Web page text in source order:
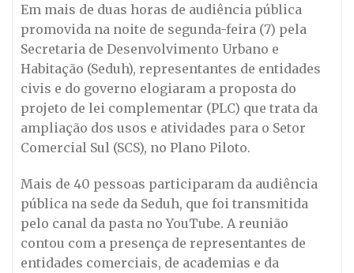
Em mais de duas horas de audiência pública
promovida na noite de segunda-feira (7) pela
Secretaria de Desenvolvimento Urbano e
Habitação (Seduh), representantes de entidades
civis e do governo elogiaram a proposta do
projeto de lei complementar (PLC) que trata da
ampliação dos usos e atividades para o Setor
Comercial Sul (SCS), no Plano Piloto.
Mais de 40 pessoas participaram da audiência
pública na sede da Seduh, que foi transmitida
pelo canal da pasta no YouTube. A reunião
contou com a presença de representantes de
entidades comerciais, de academias e da